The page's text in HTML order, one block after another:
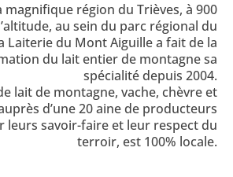
magnifique région du Trièves, à 900
au sein du parc régional du
Laiterie du Mont Aiguille a fait de la
du lait entier de montagne sa
spécialité depuis 2004.
lait de montagne, vache, chèvre et
d’une 20 aine de producteurs
leurs savoir-faire et leur respect du
terroir, est 100% locale.